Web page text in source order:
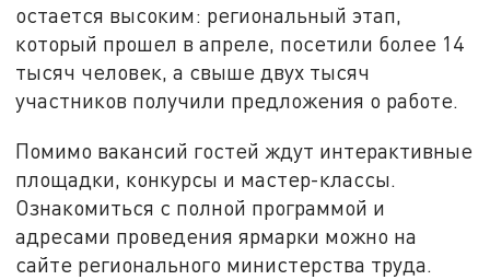
остается высоким: региональный этап,
который прошел в апреле, посетили более 14
тысяч человек, а свыше двух тысяч
участников получили предложения о работе.
Помимо вакансий гостей ждут интерактивные
площадки, конкурсы и мастер-классы.
Ознакомиться с полной программой и
адресами проведения ярмарки можно на
сайте регионального министерства труда.